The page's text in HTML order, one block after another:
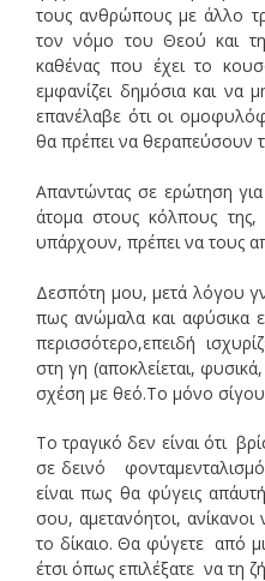
τους ανθρώπους με άλλο
τον νόμο του Θεού και
καθένας που έχει το
εμφανίζει δημόσια και να
επανέλαβε ότι οι
θα πρέπει να θεραπεύσουν
Απαντώντας σε ερώτηση
άτομα στους κόλπους της,
υπάρχουν, πρέπει να τους
Δεσπότη μου, μετά λόγου
πως ανώμαλα και αφύσικα
περισσότερο,επειδή
στη γη (αποκλείεται,
σχέση με θεό.Το μόνο
Το τραγικό δεν είναι ότι
σε δεινό
είναι πως θα φύγεις
σου, αμετανόητοι,
το δίκαιο. Θα φύγετε από
έτσι όπως επιλέξατε να τη